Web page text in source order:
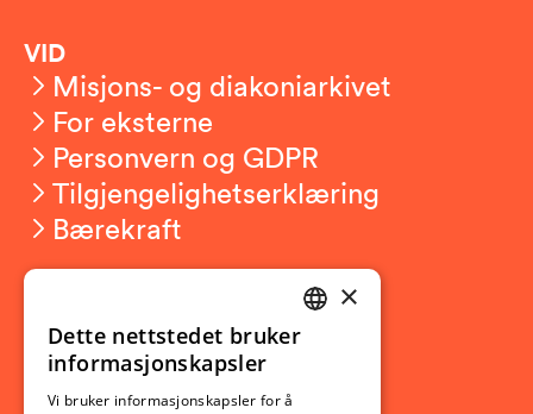
VID
Misjons- og diakoniarkivet
For eksterne
Personvern og GDPR
Tilgjengelighetserklæring
Bærekraft
Ny student
Utveksling
Opptak
NORWEGIAN
×
Dette nettstedet bruker
informasjonskapsler
Vi bruker informasjonskapsler for å